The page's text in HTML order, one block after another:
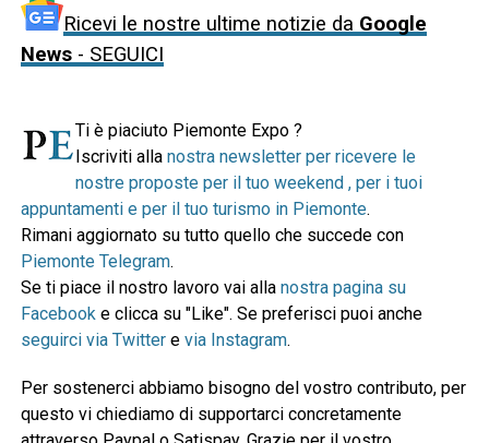
Ricevi le nostre ultime notizie da Google
News- SEGUICI
Ti è piaciuto Piemonte Expo ?
Iscriviti alla nostra newsletter per ricevere le
nostre proposte per il tuo weekend , per i tuoi
appuntamenti e per il tuo turismo in Piemonte.
Rimani aggiornato su tutto quello che succede con
Piemonte Telegram.
Se ti piace il nostro lavoro vai alla nostra pagina su
Facebooke clicca su "Like". Se preferisci puoi anche
seguirci via Twittere via Instagram.
Per sostenerci abbiamo bisogno del vostro contributo, per
questo vi chiediamo di supportarci concretamente